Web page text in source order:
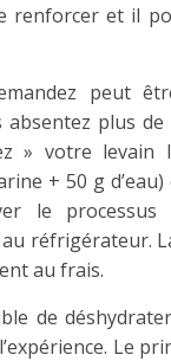
renforcer et il
peut
plus de
» votre levain
+ 50 g d’eau)
le processus
au réfrigérateur.
au frais.
de
Le